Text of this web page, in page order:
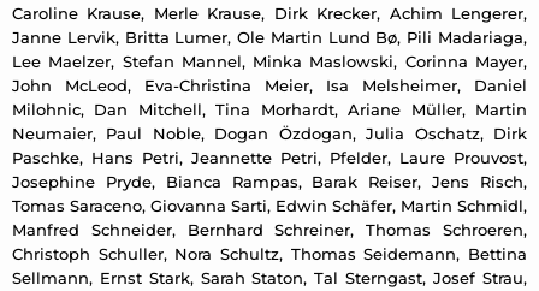
Caroline Krause, Merle Krause, Dirk Krecker, Achim Lengerer,
Janne Lervik, Britta Lumer, Ole Martin Lund Bø, Pili Madariaga,
Lee Maelzer, Stefan Mannel, Minka Maslowski, Corinna Mayer,
John McLeod, Eva-Christina Meier, Isa Melsheimer, Daniel
Milohnic, Dan Mitchell, Tina Morhardt, Ariane Müller, Martin
Neumaier, Paul Noble, Dogan Özdogan, Julia Oschatz, Dirk
Paschke, Hans Petri, Jeannette Petri, Pfelder, Laure Prouvost,
Josephine Pryde, Bianca Rampas, Barak Reiser, Jens Risch,
Tomas Saraceno, Giovanna Sarti, Edwin Schäfer, Martin Schmidl,
Manfred Schneider, Bernhard Schreiner, Thomas Schroeren,
Christoph Schuller, Nora Schultz, Thomas Seidemann, Bettina
Sellmann, Ernst Stark, Sarah Staton, Tal Sterngast, Josef Strau,